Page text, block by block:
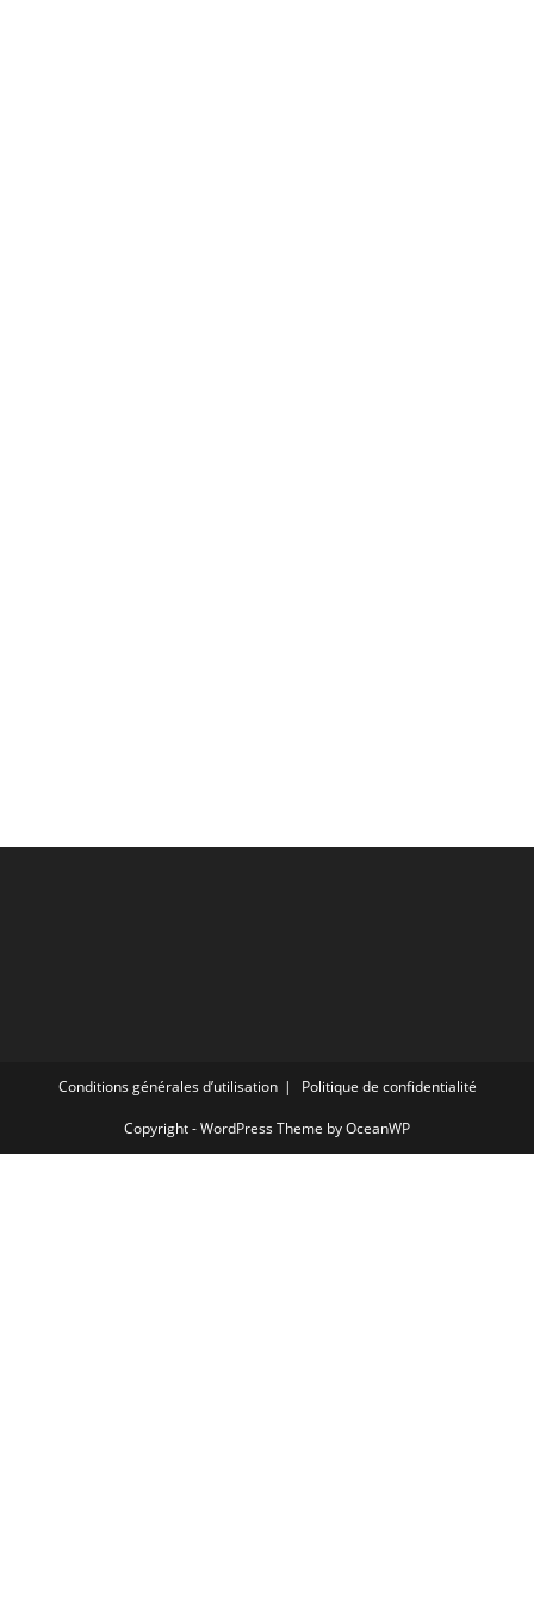
Conditions générales d’utilisation Politique de confidentialité
Copyright - WordPress Theme by OceanWP